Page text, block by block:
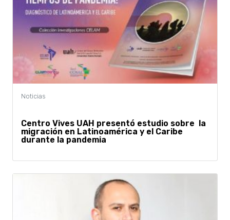
Centro Vives UAH presentó estudio sobre la
migración en Latinoamérica y el Caribe
durante la pandemia